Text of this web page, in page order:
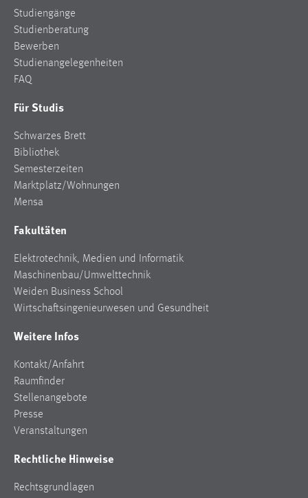
Studiengänge
Studienberatung
Bewerben
Studienangelegenheiten
FAQ
Für Studis
Schwarzes Brett
Bibliothek
Semesterzeiten
Marktplatz/Wohnungen
Mensa
Fakultäten
Elektrotechnik, Medien und Informatik
Maschinenbau/Umwelttechnik
Weiden Business School
Wirtschaftsingenieurwesen und Gesundheit
Weitere Infos
Kontakt/Anfahrt
Raumfinder
Stellenangebote
Presse
Veranstaltungen
Rechtliche Hinweise
Rechtsgrundlagen
verwendet, um personalisierte Werbung anzuzeigen.
Sie tun dies, indem sie Besucher über Websites
hinweg verfolgen.
Name:
Anbieter:
Zweck:
Cookie Laufzeit:
Facebook Pixel
Name:
Facebook
Zweck:
Conversion-Tracking
Cookie Laufzeit: